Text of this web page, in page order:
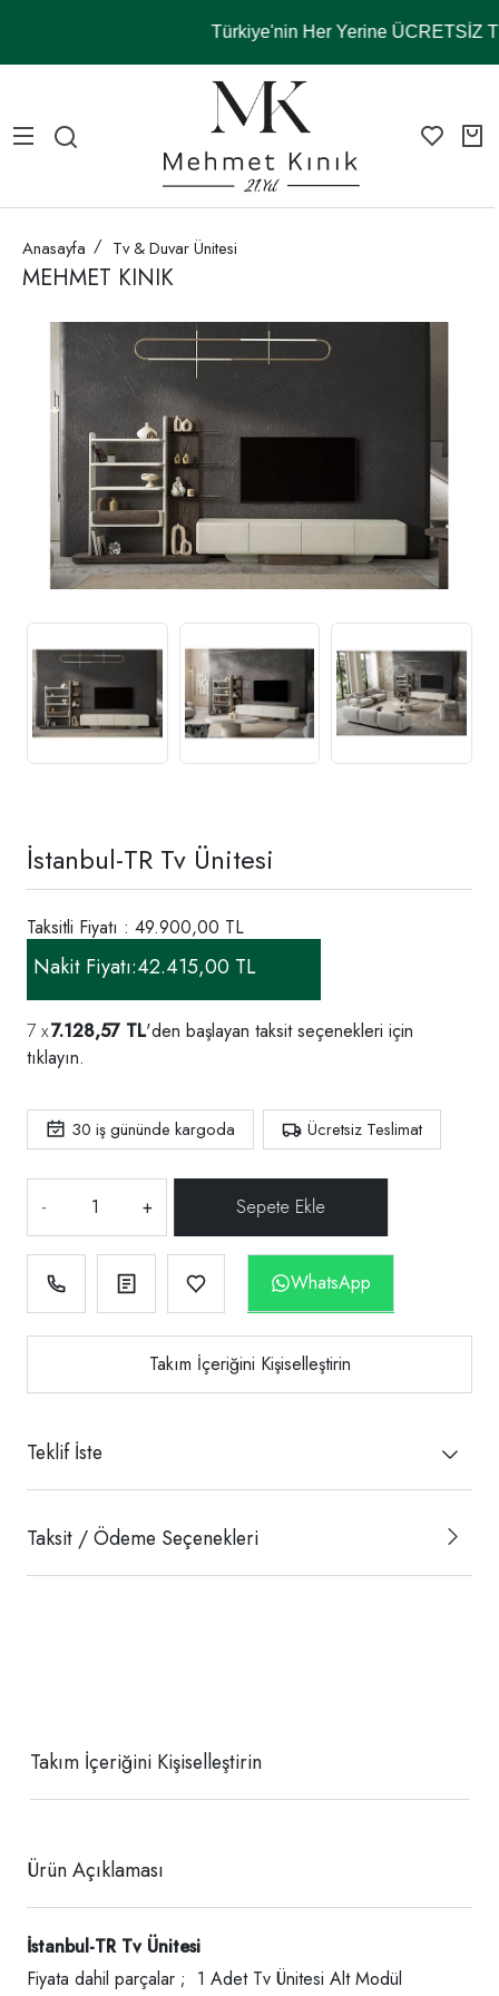
Türkiye'nin Her Yerine ÜCRETSİZ
Anasayfa Tv & Duvar Ünitesi
MEHMET KINIK
İstanbul-TR Tv Ünitesi
Taksitli Fiyatı : 49.900,00 TL
Nakit Fiyatı:42.415,00 TL
7.128,57 TL'den başlayan taksit seçenekleri için
tıklayın.
30 iş gününde kargoda Ücretsiz Teslimat
- +
WhatsApp
Takım İçeriğini Kişiselleştirin
Teklif İste
Taksit / Ödeme Seçenekleri
Takım İçeriğini Kişiselleştirin
Ürün Açıklaması
İstanbul-TR Tv Ünitesi
Fiyata dahil parçalar ; 1 Adet Tv Ünitesi Alt Modül